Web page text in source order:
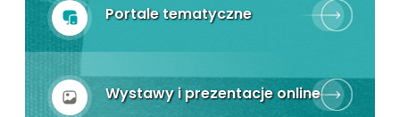
Portale tematyczne
Wystawy i prezentacje online